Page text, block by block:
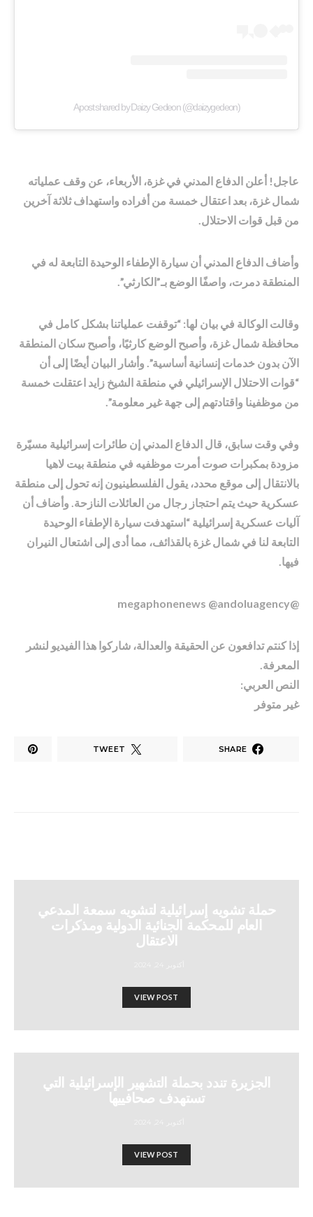
A post shared by Daizy Gedeon (@daizygedeon)
عاجل! أعلن الدفاع المدني في غزة، الأربعاء، عن وقف عملياته
شمال غزة، بعد اعتقال خمسة من أفراده واستهداف ثلاثة آخرين
من قبل قوات الاحتلال.
وأضاف الدفاع المدني أن سيارة الإطفاء الوحيدة التابعة له في
المنطقة دمرت، واصفًا الوضع بـ”الكارثي”.
وقالت الوكالة في بيان لها: “توقفت عملياتنا بشكل كامل في
محافظة شمال غزة، وأصبح الوضع كارثيًا، وأصبح سكان المنطقة
الآن بدون خدمات إنسانية أساسية”. وأشار البيان أيضًا إلى أن
“قوات الاحتلال الإسرائيلي في منطقة الشيخ زايد اعتقلت خمسة
من موظفينا واقتادتهم إلى جهة غير معلومة”.
وفي وقت سابق، قال الدفاع المدني إن طائرات إسرائيلية مسيّرة
مزودة بمكبرات صوت أمرت موظفيه في منطقة بيت لاهيا
بالانتقال إلى موقع محدد، يقول الفلسطينيون إنه تحول إلى منطقة
عسكرية حيث يتم احتجاز رجال من العائلات النازحة. وأضاف أن
آليات عسكرية إسرائيلية “استهدفت سيارة الإطفاء الوحيدة
التابعة لنا في شمال غزة بالقذائف، مما أدى إلى اشتعال النيران
فيها.
@megaphonenews @andoluagency
إذا كنتم تدافعون عن الحقيقة والعدالة، شاركوا هذا الفيديو لنشر
المعرفة.
النص العربي:
غير متوفر
SHARE
TWEET
حملة تشويه إسرائيلية لتشويه سمعة المدعي
العام للمحكمة الجنائية الدولية ومذكرات
الاعتقال
VIEW POST
الجزيرة تندد بحملة التشهير الإسرائيلية التي
تستهدف صحافييها
VIEW POST